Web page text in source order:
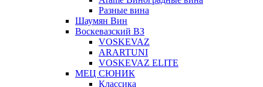
Разные вина
Шаумян Вин
Воскевазский ВЗ
VOSKEVAZ
ARARTUNI
VOSKEVAZ ELITE
МЕЦ СЮНИК
Классика